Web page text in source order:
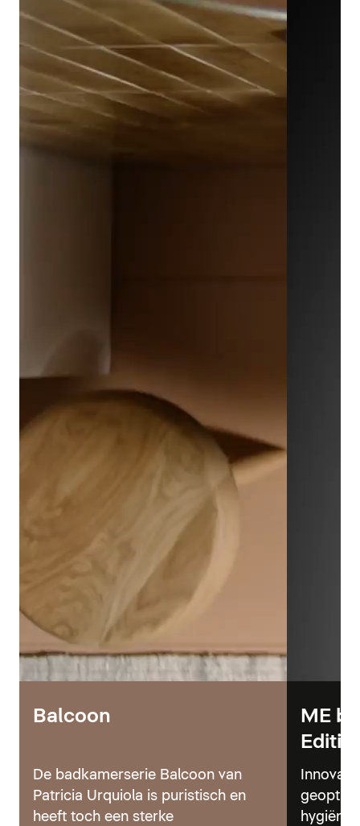
Balcoon
De badkamerserie Balcoon van
Patricia Urquiola is puristisch en
heeft toch een sterke
ME